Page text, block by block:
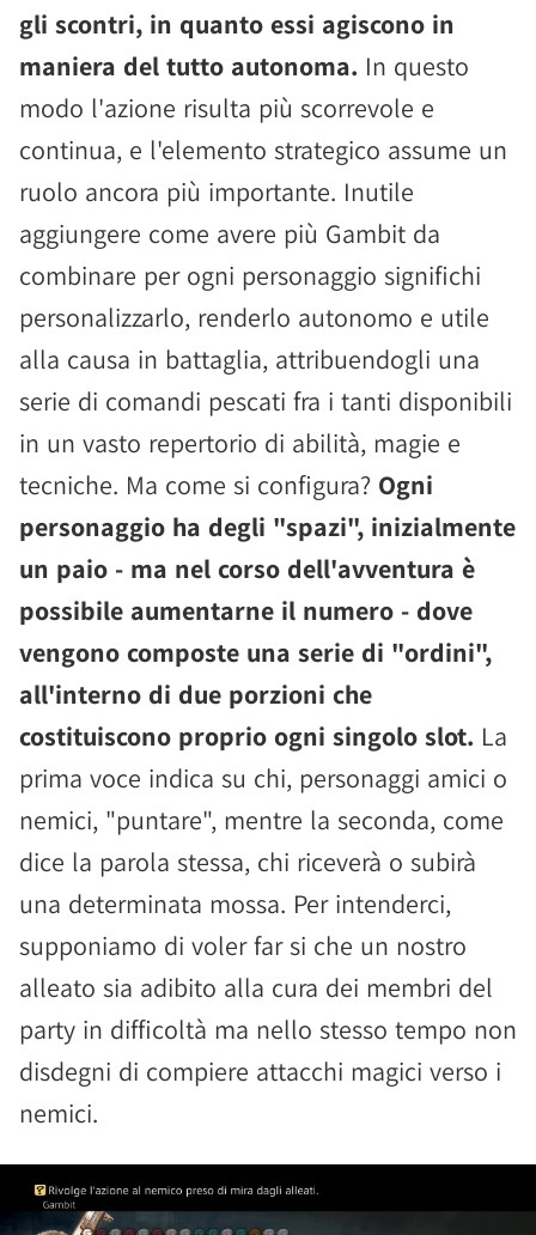
gli scontri, in quanto essi agiscono in
maniera del tutto autonoma. In questo
modo l'azione risulta più scorrevole e
continua, e l'elemento strategico assume un
ruolo ancora più importante. Inutile
aggiungere come avere più Gambit da
combinare per ogni personaggio significhi
personalizzarlo, renderlo autonomo e utile
alla causa in battaglia, attribuendogli una
serie di comandi pescati fra i tanti disponibili
in un vasto repertorio di abilità, magie e
tecniche. Ma come si configura? Ogni
personaggio ha degli "spazi", inizialmente
un paio - ma nel corso dell'avventura è
possibile aumentarne il numero - dove
vengono composte una serie di "ordini",
all'interno di due porzioni che
costituiscono proprio ogni singolo slot. La
prima voce indica su chi, personaggi amici o
nemici, "puntare", mentre la seconda, come
dice la parola stessa, chi riceverà o subirà
una determinata mossa. Per intenderci,
supponiamo di voler far si che un nostro
alleato sia adibito alla cura dei membri del
party in difficoltà ma nello stesso tempo non
disdegni di compiere attacchi magici verso i
nemici.